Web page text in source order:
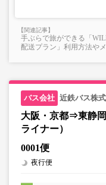
手ぶらで旅ができる「
配送プラン」利用方法や
近鉄バス株
大阪・京都⇒東静
ライナー）
0001便
夜行便